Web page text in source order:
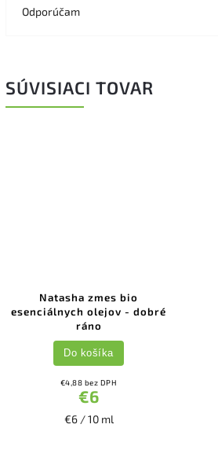
Odporúčam
SÚVISIACI TOVAR
Natasha zmes bio
esenciálnych olejov - dobré
ráno
€4,88 bez DPH
€6
€6 / 10 ml
Do košíka